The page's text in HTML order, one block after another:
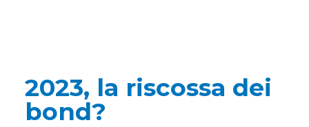
2023, la riscossa dei
bond?